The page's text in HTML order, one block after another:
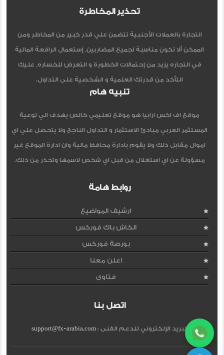
تحذير المخاطرة
التجارة بالعملات الأجنبية تتضمن علي قدر كبير من المخاطر ومن
الممكن ألا تكون مناسبة لجميع المضاربين, إستعمال الرافعة المالية
في التجاره يزيد من إحتمالات الخطورة و التعرض للخساره, عليك
التأكد من قدرتك العلمية و الشخصية على التداول.
تنبيه هام
موقع اف اكس ارابيا هو موقع تعليمي خالص يهدف الي توعية
المستثمر العربي مبادئ الاستثمار و التداول الناجح ولا يتحصل علي اي
اموال مقابل ذلك ولا يقوم بادارة محافظ مالية وان ادارة الموقع غير
مسؤولة عن اي استغلال من قبل اي شخص لاسمها وتحذر من ذلك.
روابط هامة
ارشيف المواضيع
الكاش باك فوركس
بورصة فوركس
اعلن معنا
فتاوى
اتصل بنا
البريد الإلكتروني للدعم الفنى :support@fx-arabia.com